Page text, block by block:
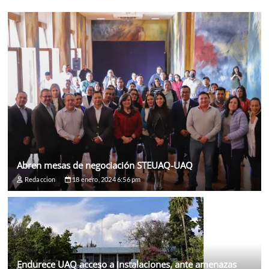
Abren mesas de negociación STEUAQ-UAQ
Redaccion 18 enero, 2024 6:56 pm
Endurece UAQ acceso a instalaciones, ante amenazas